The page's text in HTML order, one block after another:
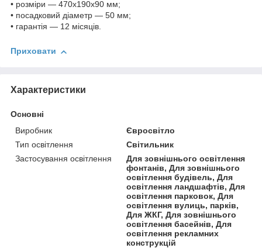
• розміри — 470х190х90 мм;
• посадковий діаметр — 50 мм;
• гарантія — 12 місяців.
Приховати
Характеристики
Основні
Виробник
Євросвітло
Тип освітлення
Світильник
Застосування освітлення
Для зовнішнього освітлення
фонтанів, Для зовнішнього
освітлення будівель, Для
освітлення ландшафтів, Для
освітлення парковок, Для
освітлення вулиць, парків,
Для ЖКГ, Для зовнішнього
освітлення басейнів, Для
освітлення рекламних
конструкцій